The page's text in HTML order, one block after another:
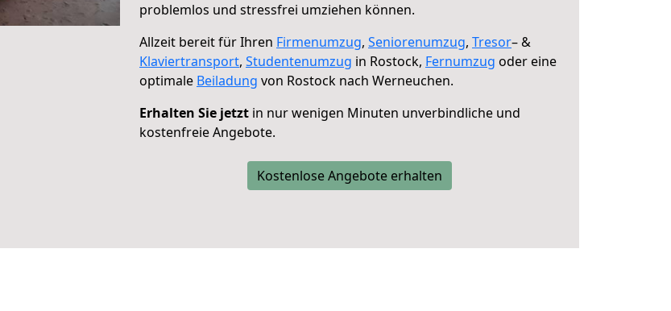
problemlos und stressfrei umziehen können.
Allzeit bereit für Ihren Firmenumzug, Seniorenumzug, Tresor– &
Klaviertransport, Studentenumzug in Rostock, Fernumzug oder eine
optimale Beiladung von Rostock nach Werneuchen.
Erhalten Sie jetzt in nur wenigen Minuten unverbindliche und
kostenfreie Angebote.
Kostenlose Angebote erhalten